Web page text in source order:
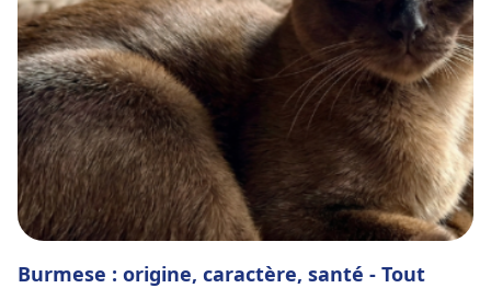
Burmese : origine, caractère, santé - Tout